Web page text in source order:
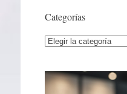
Categorías
Categorías